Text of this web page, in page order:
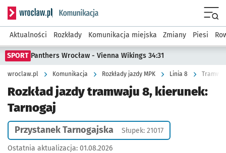
Serwis informacyjny wroclaw.pl podserwis: Komunikacja
Aktualności Rozkłady Komunikacja miejska Zmiany Piesi
SPORT Panthers Wrocław - Vienna Wikings 34:31
wroclaw.pl Komunikacja Rozkłady jazdy MPK Linia 8
Rozkład jazdy tramwaju 8, kierunek:
Tarnogaj
Przystanek Tarnogajska Słupek: 21017
Ostatnia aktualizacja: 01.08.2026